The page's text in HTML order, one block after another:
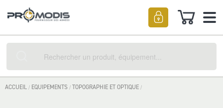
Mon
ACCUEIL EQUIPEMENTS TOPOGRAPHIE ET OPTIQUE